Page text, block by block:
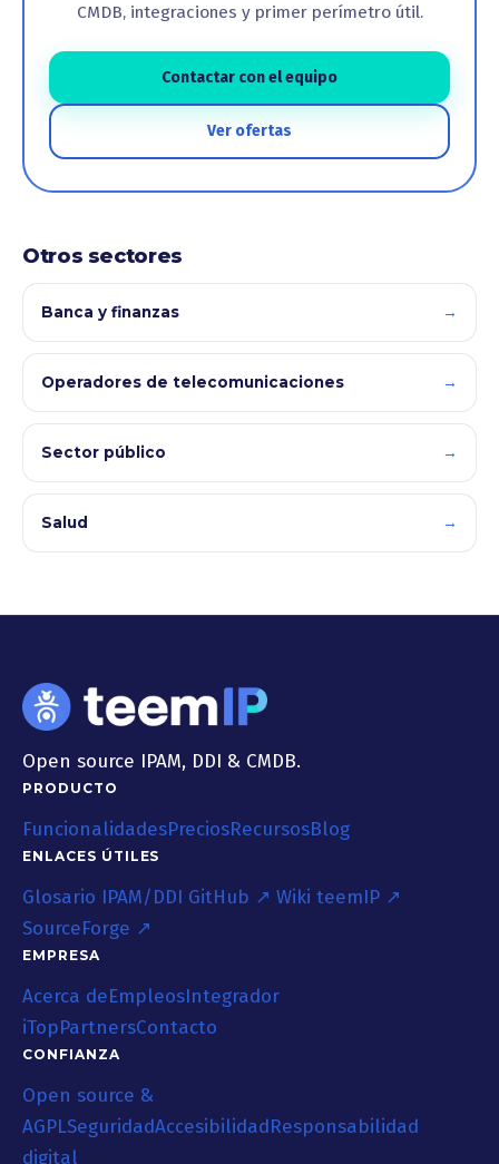
CMDB, integraciones y primer perímetro útil.
Contactar con el equipo
Ver ofertas
Otros sectores
Banca y finanzas →
Operadores de telecomunicaciones →
Sector público →
Salud →
Open source IPAM, DDI & CMDB.
PRODUCTO
FuncionalidadesPreciosRecursosBlog
ENLACES ÚTILES
Glosario IPAM/DDI GitHub ↗ Wiki teemIP ↗
SourceForge ↗
EMPRESA
Acerca deEmpleosIntegrador
iTopPartnersContacto
CONFIANZA
Open source &
AGPLSeguridadAccesibilidadResponsabilidad
digital